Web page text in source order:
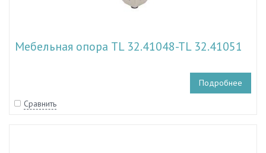
Мебельная опора TL 32.41048-TL 32.41051
Подробнее
Сравнить